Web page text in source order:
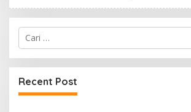
Cari
untuk:
Recent Post